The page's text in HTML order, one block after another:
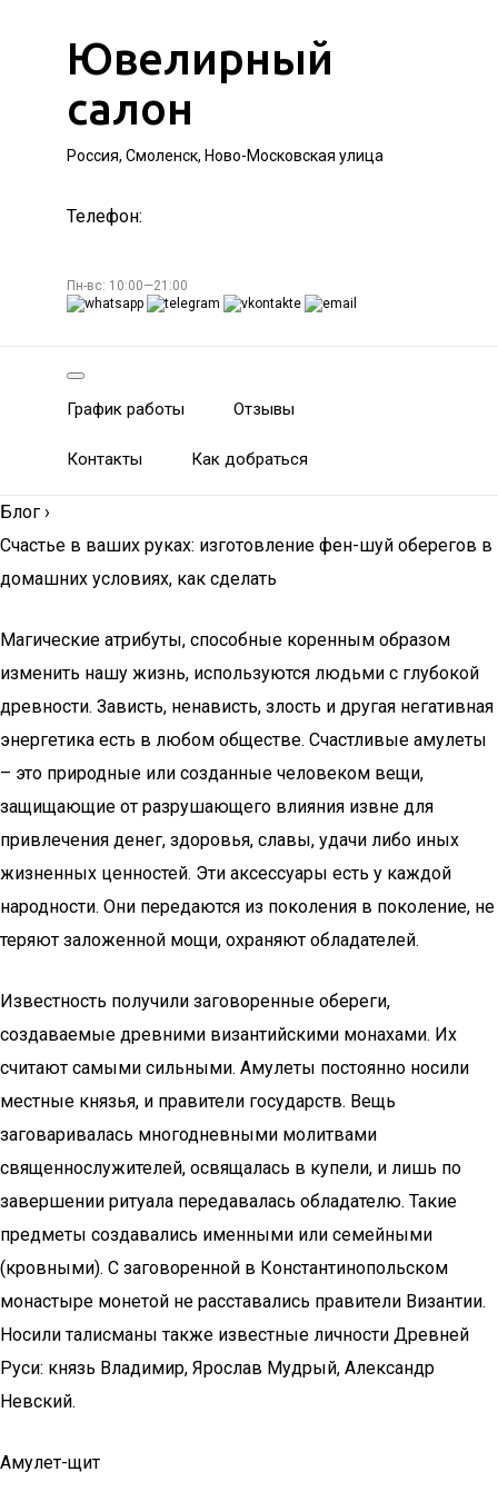
Ювелирный
салон
Россия, Смоленск, Ново-Московская улица
Телефон:
Пн-вс: 10:00—21:00
График работы Отзывы
Контакты Как добраться
Блог ›
Счастье в ваших руках: изготовление фен-шуй оберегов в
домашних условиях, как сделать
Магические атрибуты, способные коренным образом
изменить нашу жизнь, используются людьми с глубокой
древности. Зависть, ненависть, злость и другая негативная
энергетика есть в любом обществе. Счастливые амулеты
– это природные или созданные человеком вещи,
защищающие от разрушающего влияния извне для
привлечения денег, здоровья, славы, удачи либо иных
жизненных ценностей. Эти аксессуары есть у каждой
народности. Они передаются из поколения в поколение, не
теряют заложенной мощи, охраняют обладателей.
Известность получили заговоренные обереги,
создаваемые древними византийскими монахами. Их
считают самыми сильными. Амулеты постоянно носили
местные князья, и правители государств. Вещь
заговаривалась многодневными молитвами
священнослужителей, освящалась в купели, и лишь по
завершении ритуала передавалась обладателю. Такие
предметы создавались именными или семейными
(кровными). С заговоренной в Константинопольском
монастыре монетой не расставались правители Византии.
Носили талисманы также известные личности Древней
Руси: князь Владимир, Ярослав Мудрый, Александр
Невский.
Амулет-щит